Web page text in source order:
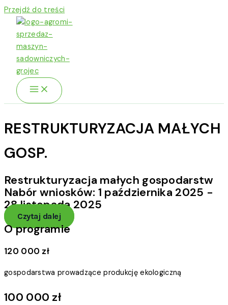
Przejdź do treści
RESTRUKTURYZACJA MAŁYCH
GOSP.
Restrukturyzacja małych gospodarstw
Nabór wniosków: 1 października 2025 -
28 listopada 2025
Czytaj dalej
O programie
120 000 zł
gospodarstwa prowadzące produkcję ekologiczną
100 000 zł